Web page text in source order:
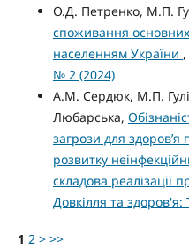
О.Д. Петренко, М.П.
споживання
населенням України ,
№ 2 (2024)
А.М. Сердюк, М.П.
Любарська,
загрози для здоров’я
розвитку
складова реалізації
Довкілля та
1 2 > >>